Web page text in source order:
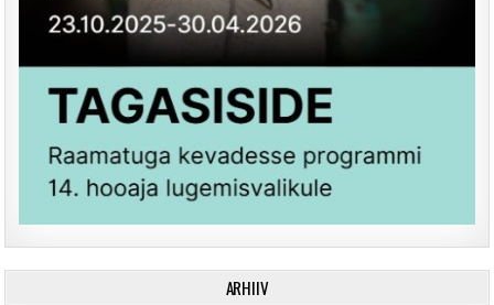
ARHIIV